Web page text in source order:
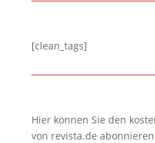
[clean_tags]
Hier können Sie den
von revista.de